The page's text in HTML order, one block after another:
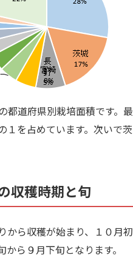
道府県別栽培面積です。
１を占めています。次いで
収穫時期と旬
ら収穫が始まり、１０月
ら９月下旬となります。